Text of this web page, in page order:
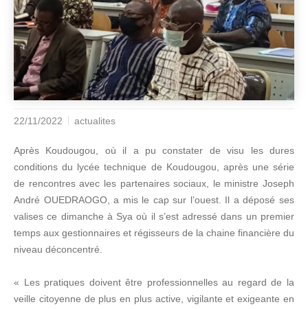
22/11/2022 actualites
Après Koudougou, où il a pu constater de visu les dures
conditions du lycée technique de Koudougou, après une série
de rencontres avec les partenaires sociaux, le ministre Joseph
André OUEDRAOGO, a mis le cap sur l’ouest. Il a déposé ses
valises ce dimanche à Sya où il s’est adressé dans un premier
temps aux gestionnaires et régisseurs de la chaine financière du
niveau déconcentré.
« Les pratiques doivent être professionnelles au regard de la
veille citoyenne de plus en plus active, vigilante et exigeante en